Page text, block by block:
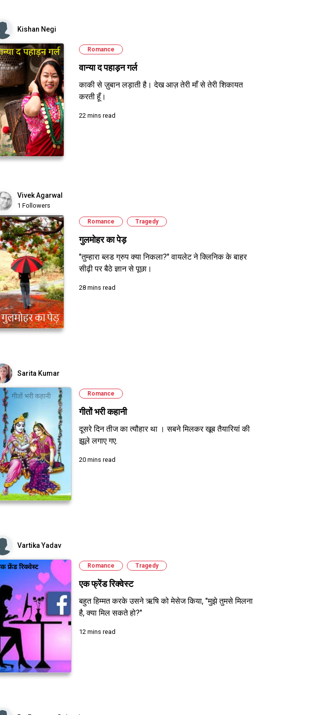
Kishan Negi
Romance
वान्या द पहाड़न गर्ल
काकी से ज़ुबान लड़ाती है। देख आज़ तेरी माँ से तेरी शिकायत
करती हूँ।
22 mins read
Vivek Agarwal
1 Followers
Romance Tragedy
गुलमोहर का पेड़
"तुम्हारा ब्लड ग्रुप क्या निकला?" वायलेट ने क्लिनिक के बाहर
सीढ़ी पर बैठे ज्ञान से पूछा।
28 mins read
Sarita Kumar
Romance
गीतों भरी कहानी
दूसरे दिन तीज का त्यौहार था । सबने मिलकर खूब तैयारियां की
झूले लगाए गए.
20 mins read
Vartika Yadav
Romance Tragedy
एक फ्रेंड रिक्वेस्ट
बहुत हिम्मत करके उसने ऋषि को मेसेज किया, "मुझे तुमसे मिलना
है, क्या मिल सकते हो?"
12 mins read